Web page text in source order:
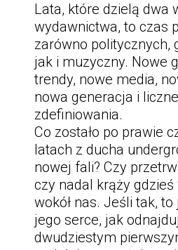
Lata, które dzielą dwa
wydawnictwa, to czas
zarówno politycznych,
jak i muzyczny. Nowe
trendy, nowe media,
nowa generacja i
zdefiniowania.
Co zostało po prawie
latach z ducha
nowej fali? Czy
czy nadal krąży
wokół nas. Jeśli tak,
jego serce, jak
dwudziestym